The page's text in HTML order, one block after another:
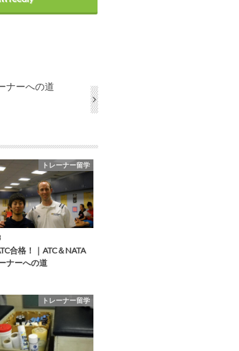
ナーへの道
トレーナー留学
合格！｜ATC＆NATA
ナーへの道
トレーナー留学